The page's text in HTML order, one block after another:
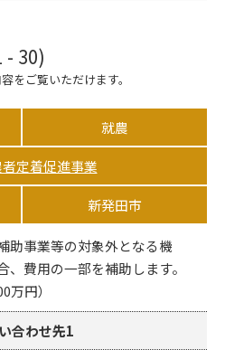
- 30)
をご覧いただけます。
就農
定着促進事業
新発田市
助事業等の対象外となる機
費用の一部を補助します。
万円）
合わせ先1